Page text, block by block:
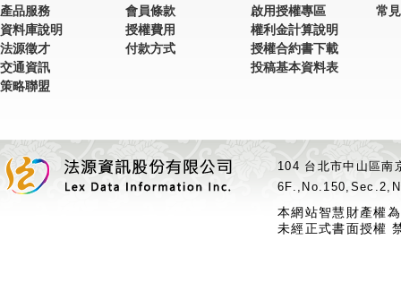
產品服務
資料庫說明
法源徵才
交通資訊
策略聯盟
會員條款
授權費用
付款方式
啟用授權專區
權利金計算說明
授權合約書下載
投稿基本資料表
常
104 台北市中山區
本網站智慧財產權
未經正式書面授權